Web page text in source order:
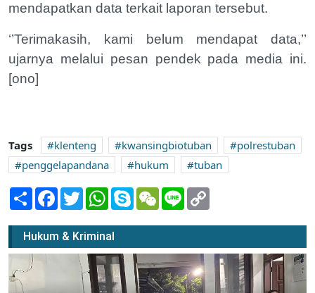
mendapatkan data terkait laporan tersebut.
‘’Terimakasih, kami belum mendapat data,’’
ujarnya melalui pesan pendek pada media ini.
[ono]
Tags klenteng kwansingbiotuban
polrestuban
penggelapandana
hukum
tuban
Share Facebook
TwitterWhatsApp
SkypeWeChatLine
Hukum & Kriminal